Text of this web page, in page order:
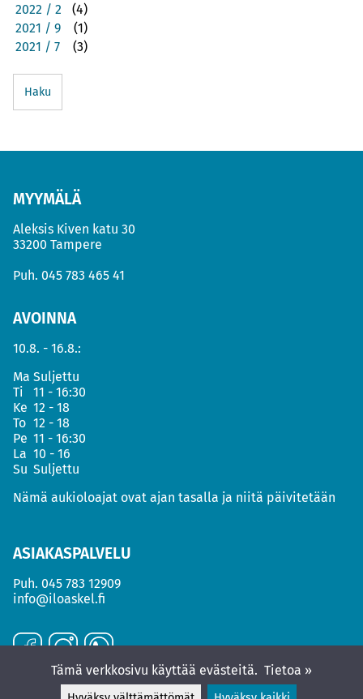
2022 / 2
(4)
2021 / 9
(1)
2021 / 7
(3)
Haku
MYYMÄLÄ
Aleksis Kiven katu 30
33200 Tampere
Puh. 045 783 465 41
AVOINNA
10.8. - 16.8.:
Ma Suljettu
Ti
11 - 16:30
Ke 12 - 18
To 12 - 18
Pe 11 - 16:30
La 10 - 16
Su Suljettu
Nämä aukioloajat ovat ajan tasalla ja niitä päivitetään
ASIAKASPALVELU
Puh. 045 783 12909
info@iloaskel.fi
Tämä verkkosivu käyttää evästeitä. Tietoa »